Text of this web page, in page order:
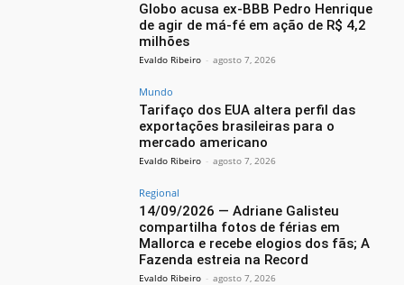
Globo acusa ex-BBB Pedro Henrique
de agir de má-fé em ação de R$ 4,2
milhões
Evaldo Ribeiro - agosto 7, 2026
Mundo
Tarifaço dos EUA altera perfil das
exportações brasileiras para o
mercado americano
Evaldo Ribeiro - agosto 7, 2026
Regional
14/09/2026 — Adriane Galisteu
compartilha fotos de férias em
Mallorca e recebe elogios dos fãs; A
Fazenda estreia na Record
Evaldo Ribeiro - agosto 7, 2026